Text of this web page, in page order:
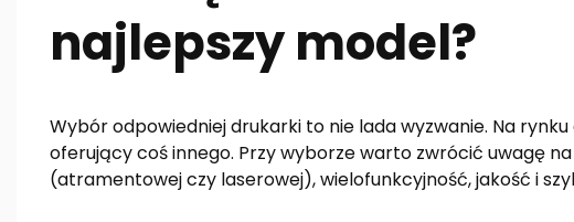
najlepszy model?
Wybór odpowiedniej drukarki to nie lada wyzwanie. Na
oferujący coś innego. Przy wyborze warto zwrócić uwagę
(atramentowej czy laserowej), wielofunkcyjność, jakość i